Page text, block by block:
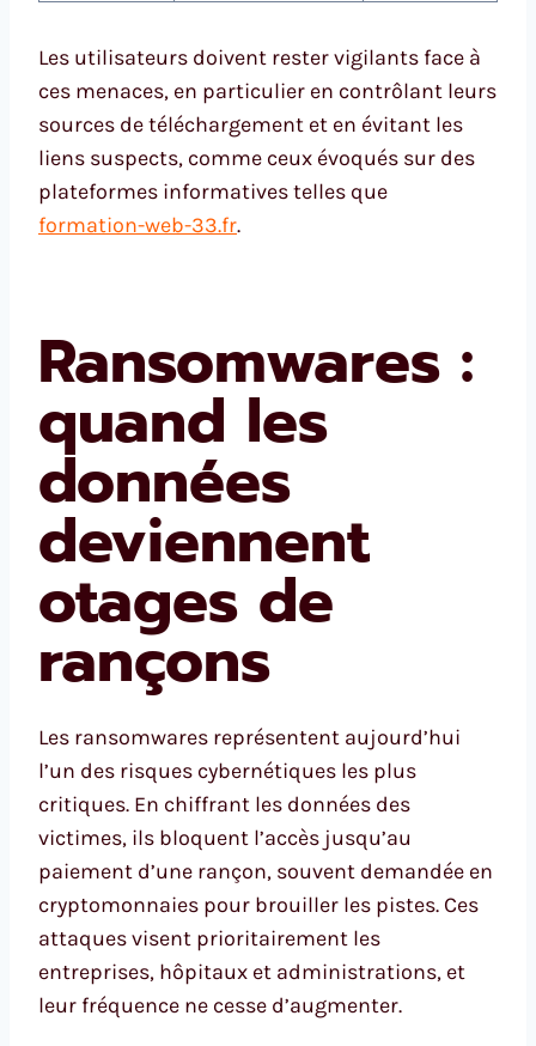
Les utilisateurs doivent rester vigilants face à
ces menaces, en particulier en contrôlant leurs
sources de téléchargement et en évitant les
liens suspects, comme ceux évoqués sur des
plateformes informatives telles que
formation-web-33.fr.
Ransomwares :
quand les
données
deviennent
otages de
rançons
Les ransomwares représentent aujourd’hui
l’un des risques cybernétiques les plus
critiques. En chiffrant les données des
victimes, ils bloquent l’accès jusqu’au
paiement d’une rançon, souvent demandée en
cryptomonnaies pour brouiller les pistes. Ces
attaques visent prioritairement les
entreprises, hôpitaux et administrations, et
leur fréquence ne cesse d’augmenter.